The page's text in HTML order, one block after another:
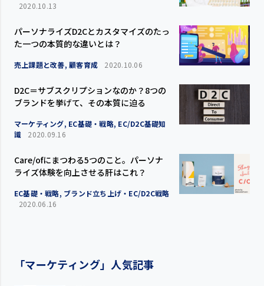
「マーケティング」人気記事
2020.10.13
パーソナライズD2Cとカスタマイズのたっ
た一つの本質的な違いとは？
売上課題と改善, 顧客育成 2020.10.06
D2C＝サブスクリプションなのか？8つの
ブランドを挙げて、その本質に迫る
マーケティング, EC基礎・戦略, EC/D2C基礎知
識
2020.09.16
Care/ofにまつわる5つのこと。パーソナ
ライズ体験を向上させる肝はこれ？
EC基礎・戦略, ブランド立ち上げ・EC/D2C戦略
2020.06.16